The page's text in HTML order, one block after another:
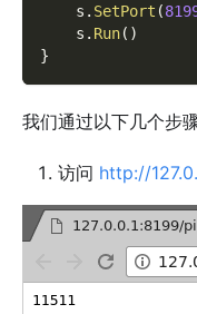
    s
. SetPort (
    s
. Run( )
}
我们通过以下几个步
访问 http://